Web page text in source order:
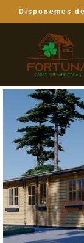
Disponemos